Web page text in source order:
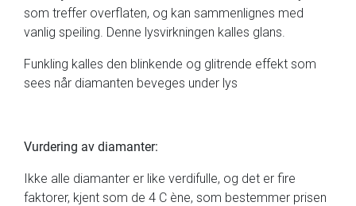
som treffer overflaten, og kan sammenlignes med
vanlig speiling. Denne lysvirkningen kalles glans.
Funkling kalles den blinkende og glitrende effekt som
sees når diamanten beveges under lys
Vurdering av diamanter:
Ikke alle diamanter er like verdifulle, og det er fire
faktorer, kjent som de 4 C ène, som bestemmer prisen